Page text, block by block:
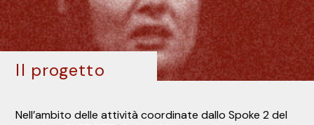
Il progetto
Nell’ambito delle attività coordinate dallo Spoke 2 del